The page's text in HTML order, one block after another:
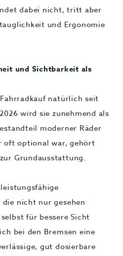
dabei nicht, tritt aber
und Ergonomie
und Sichtbarkeit als
natürlich seit
wird sie zunehmend als
moderner Räder
oft optional war, gehört
Grundausstattung.
nicht nur gesehen
für bessere Sicht
bei den Bremsen eine
gut dosierbare